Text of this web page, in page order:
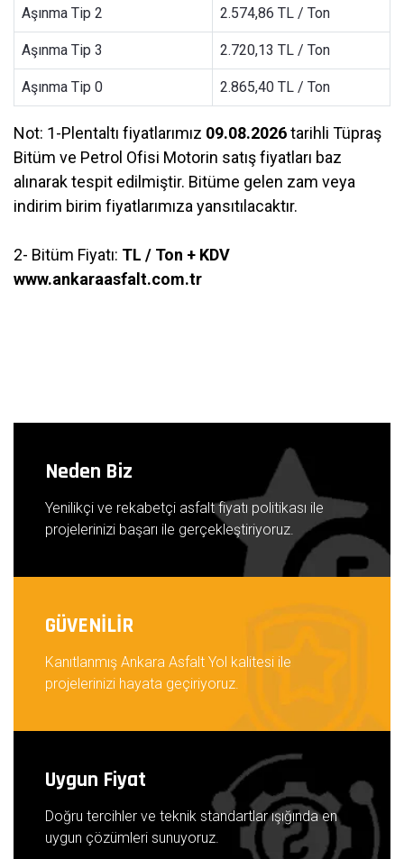
Aşınma Tip 2 2.574,86 TL / Ton
Aşınma Tip 3 2.720,13 TL / Ton
Aşınma Tip 0 2.865,40 TL / Ton
Not: 1-Plentaltı fiyatlarımız 09.08.2026tarihli Tüpraş
Bitüm ve Petrol Ofisi Motorin satış fiyatları baz
alınarak tespit edilmiştir. Bitüme gelen zam veya
indirim birim fiyatlarımıza yansıtılacaktır.
2- Bitüm Fiyatı: TL / Ton + KDV
www.ankaraasfalt.com.tr
Neden Biz
Yenilikçi ve rekabetçi asfalt fiyatı politikası ile
projelerinizi başarı ile gerçekleştiriyoruz.
GÜVENİLİR
Kanıtlanmış Ankara Asfalt Yol kalitesi ile
projelerinizi hayata geçiriyoruz.
Uygun Fiyat
Doğru tercihler ve teknik standartlar ışığında en
uygun çözümleri sunuyoruz.